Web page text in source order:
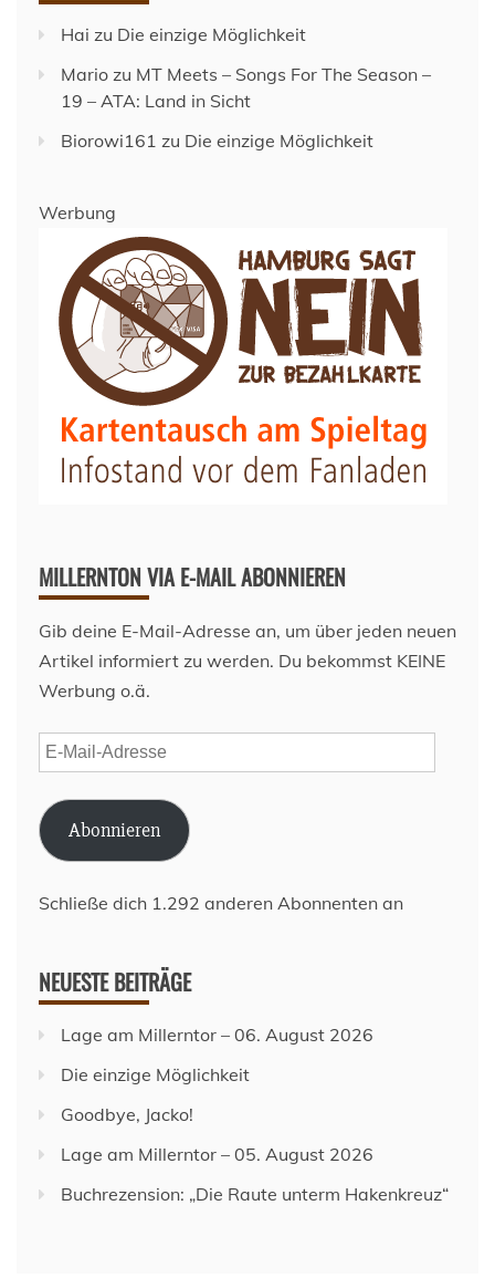
Hai zu Die einzige Möglichkeit
Mario zu MT Meets – Songs For The Season –
19 – ATA: Land in Sicht
Biorowi161 zu Die einzige Möglichkeit
Werbung
MILLERNTON VIA E-MAIL ABONNIEREN
Gib deine E-Mail-Adresse an, um über jeden neuen
Artikel informiert zu werden. Du bekommst KEINE
Werbung o.ä.
E-
Mail-
Adresse
Abonnieren
Schließe dich 1.292 anderen Abonnenten an
NEUESTE BEITRÄGE
Lage am Millerntor – 06. August 2026
Die einzige Möglichkeit
Goodbye, Jacko!
Lage am Millerntor – 05. August 2026
Buchrezension: „Die Raute unterm Hakenkreuz“